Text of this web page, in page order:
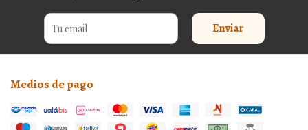
Enviar
Medios de pago